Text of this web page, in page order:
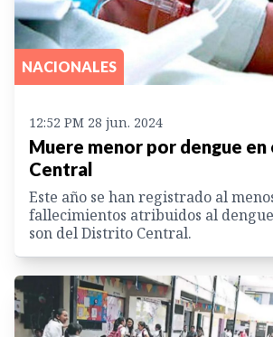
NACIONALES
12:52 PM 28 jun. 2024
Muere menor por dengue
Central
Este año se han registrado al
fallecimientos atribuidos al
son del Distrito Central.